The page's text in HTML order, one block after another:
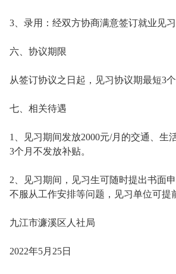
3、录用：经双方协商满意签订就业见习
六、协议期限
从签订协议之日起，见习协议期最短3
七、相关待遇
1、见习期间发放2000元/月的交通、
3个月不发放补贴。
2、见习期间，见习生可随时提出书面
不服从工作安排等问题，见习单位可提
九江市濂溪区人社局
2022年5月25日